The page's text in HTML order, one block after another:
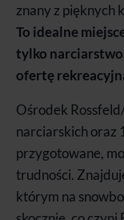
znany z pięknych
To idealne
tylko
ofertę
Ośrodek
narciarskich oraz
przygotowane,
trudności.
którym na